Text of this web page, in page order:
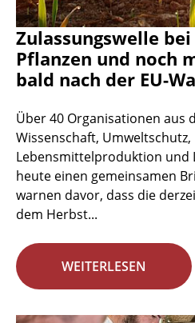
Zulassungswelle
Pflanzen und noch
bald nach der EU-
Über 40 Organisationen aus
Wissenschaft,
Lebensmittelproduktion und
heute einen gemeinsamen
warnen davor, dass die
dem Herbst...
WEITERLESEN